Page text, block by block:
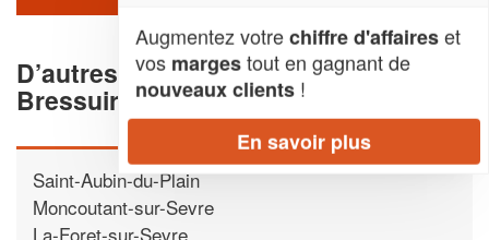
D’autres déménageurs proche de
Bressuire
Saint-Aubin-du-Plain
Moncoutant-sur-Sevre
La-Foret-sur-Sevre
Augmentez votrechiffre d'affaireset
vos margestout en gagnant de
nouveaux clients !
En savoir plus